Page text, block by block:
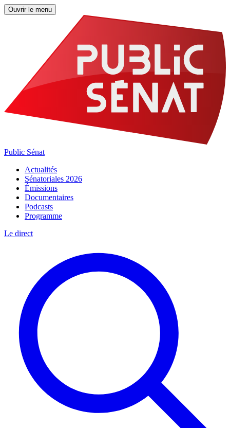
Ouvrir le menu
Public Sénat
Actualités
Sénatoriales 2026
Émissions
Documentaires
Podcasts
Programme
Le direct